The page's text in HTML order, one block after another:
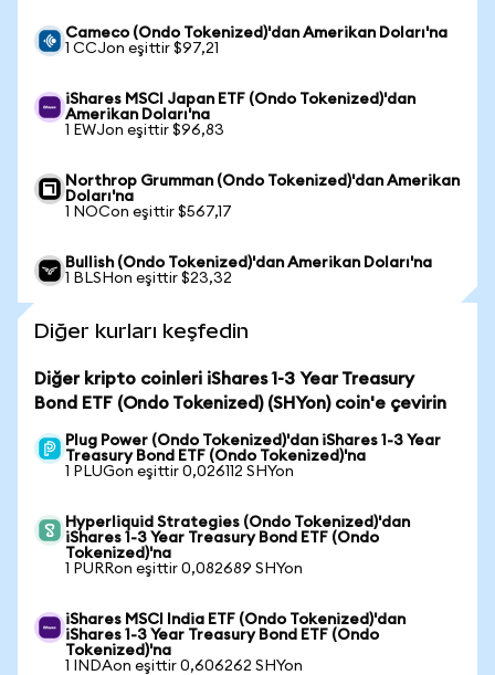
Cameco (Ondo Tokenized)'dan Amerikan Doları'na
1 CCJon eşittir $97,21
iShares MSCI Japan ETF (Ondo Tokenized)'dan
Amerikan Doları'na
1 EWJon eşittir $96,83
Northrop Grumman (Ondo Tokenized)'dan Amerikan
Doları'na
1 NOCon eşittir $567,17
Bullish (Ondo Tokenized)'dan Amerikan Doları'na
1 BLSHon eşittir $23,32
Diğer kurları keşfedin
Diğer kripto coinleri iShares 1-3 Year Treasury
Bond ETF (Ondo Tokenized) (SHYon) coin'e çevirin
Plug Power (Ondo Tokenized)'dan iShares 1-3 Year
Treasury Bond ETF (Ondo Tokenized)'na
1 PLUGon eşittir 0,026112 SHYon
Hyperliquid Strategies (Ondo Tokenized)'dan
iShares 1-3 Year Treasury Bond ETF (Ondo
Tokenized)'na
1 PURRon eşittir 0,082689 SHYon
iShares MSCI India ETF (Ondo Tokenized)'dan
iShares 1-3 Year Treasury Bond ETF (Ondo
Tokenized)'na
1 INDAon eşittir 0,606262 SHYon